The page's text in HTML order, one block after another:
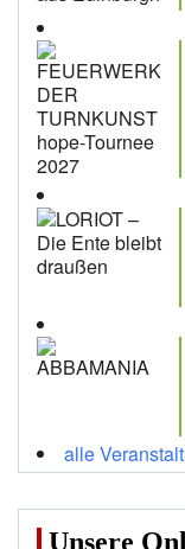
alle
Unsere